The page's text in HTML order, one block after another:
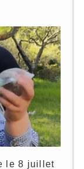
le 8 juillet